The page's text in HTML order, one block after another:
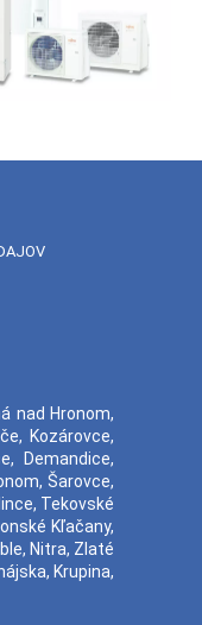
nad Hronom,
, Kozárovce,
, Demandice,
,Šarovce,
, Tekovské
Kľačany,
, Nitra, Zlaté
, Krupina,